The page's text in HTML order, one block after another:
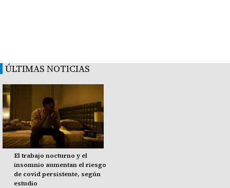
ÚLTIMAS NOTICIAS
El trabajo nocturno y el
insomnio aumentan el riesgo
de covid persistente, según
estudio